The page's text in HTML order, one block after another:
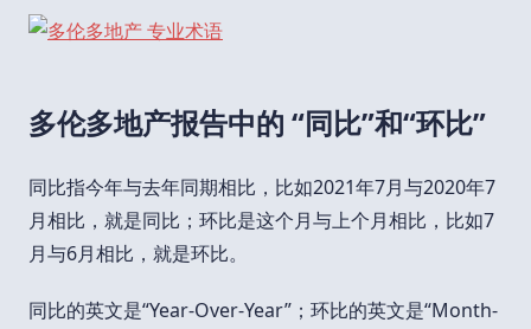
多伦多地产报告中的 “同比”和“环比”
同比指今年与去年同期相比，比如2021年7月与2020年7
月相比，就是同比；环比是这个月与上个月相比，比如7
月与6月相比，就是环比。
同比的英文是“Year-Over-Year”；环比的英文是“Month-